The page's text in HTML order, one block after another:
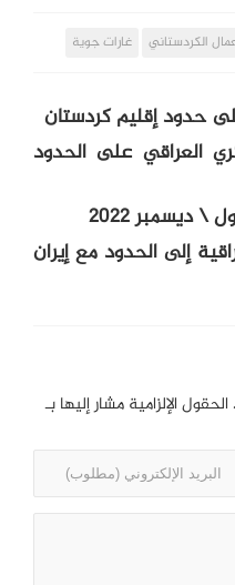
الكردستاني غارات جوية
حدود إقليم كردستان
العراقي على الحدود
إلى الحدود مع إيران
الحقول الإلزامية مشار إليها بـ